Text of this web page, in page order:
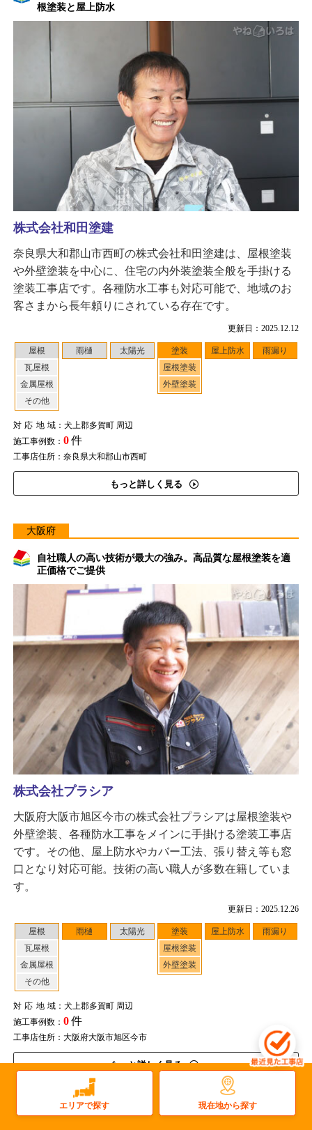
根塗装と屋上防水
更新日：2025.12.12
屋根
瓦屋根
金属屋根
その他
雨樋 太陽光
塗装
屋根塗装
外壁塗装
屋上防水 雨漏り
対応地域：犬上郡多賀町 周辺
施工事例数： 0件
工事店住所：奈良県大和郡山市西町
もっと詳しく見る
株式会社和田塗建
奈良県大和郡山市西町の株式会社和田塗建は、屋根塗装
や外壁塗装を中心に、住宅の内外装塗装全般を手掛ける
塗装工事店です。各種防水工事も対応可能で、地域のお
客さまから長年頼りにされている存在です。
大阪府
自社職人の高い技術が最大の強み。高品質な屋根塗装を適
正価格でご提供
更新日：2025.12.26
屋根
瓦屋根
金属屋根
その他
雨樋 太陽光
塗装
屋根塗装
外壁塗装
屋上防水 雨漏り
対応地域：犬上郡多賀町 周辺
施工事例数： 0件
工事店住所：大阪府大阪市旭区今市
もっと詳しく見る
株式会社プラシア
大阪府大阪市旭区今市の株式会社プラシアは屋根塗装や
外壁塗装、各種防水工事をメインに手掛ける塗装工事店
です。その他、屋上防水やカバー工法、張り替え等も窓
口となり対応可能。技術の高い職人が多数在籍していま
す。
エリアで探す 現在地から探す